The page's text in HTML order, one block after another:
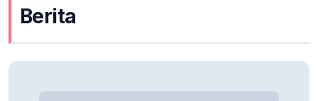
Berita